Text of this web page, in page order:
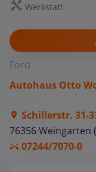
Werkstatt
Ford
Autohaus Otto
Schillerstr. 31-
76356 Weingarten
07244/7070-0